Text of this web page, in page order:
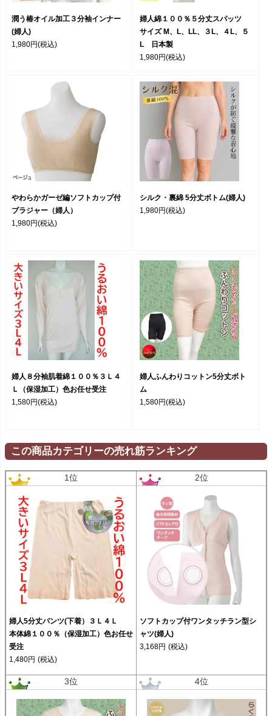
潤う椿オイル加工３分袖インナー
(婦人)
1,980円(税込)
婦人綿１００％５分丈スパッツ
サイズ M、L、LL、３L、４L、５
L 日本製
1,980円(税込)
やわらかガーゼ編ソフトカップ付
ブラジャー（婦人）
1,980円(税込)
シルク・裏綿 5分丈ボトム(婦人)
1,980円(税込)
婦人８分袖肌着綿１００％３Ｌ４
Ｌ（保湿加工）色お任せ受注
1,580円(税込)
婦人ふんわりコットン5分丈ボト
ム
1,580円(税込)
この商品カテゴリーの売れ筋ランキング
1位
婦人5分丈パンツ(下着）３Ｌ４Ｌ
本体綿１００％（保湿加工）色お任せ
受注
1,480円 (税込)
2位
ソフトカップ付ワンタッチラン型シ
ャツ(婦人)
3,168円 (税込)
3位 4位